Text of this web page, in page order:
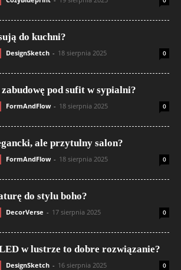
do kuchni?
DesignSketch - 18 sierpnia 2025 0
pod sufit w sypialni?
FormAndFlow - 18 sierpnia 2025 0
ale przytulny salon?
FormAndFlow - 18 sierpnia 2025 0
do stylu boho?
DecorVerse - 17 sierpnia 2025 0
w lustrze to dobre rozwiązanie?
DesignSketch - 16 sierpnia 2025 0